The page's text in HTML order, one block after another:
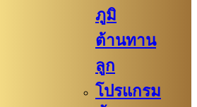
ภูมิ
ต้านทาน
ลูก
โปรแกรม